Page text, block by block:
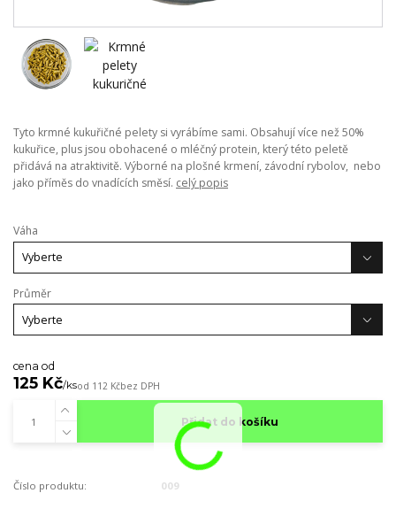
Tyto krmné kukuřičné pelety si vyrábíme sami. Obsahují více než 50%
kukuřice, plus jsou obohacené o mléčný protein, který této peletě
přidává na atraktivitě. Výborné na plošné krmení, závodní rybolov, nebo
jako příměs do vnadících směsí. celý popis
Váha
Průměr
cena od
125 Kč/ksod 112 Kčbez DPH
Přidat do košíku
Číslo produktu: 009